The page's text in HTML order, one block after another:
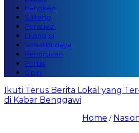
Bangkep
Sulteng
Peristiwa
Ekonomi
Sosial Budaya
Pendidikan
Politik
Opini
Ikuti Terus Berita Lokal yang
di Kabar Benggawi
Home /